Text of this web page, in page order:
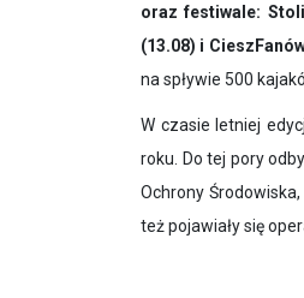
oraz festiwale:
(13.08) i
na spływie 500
W czasie letniej
roku. Do tej pory
Ochrony
też pojawiały się